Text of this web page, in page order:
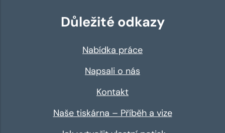
Důležité odkazy
Nabídka práce
Napsali o nás
Kontakt
Naše tiskárna – Příběh a vize